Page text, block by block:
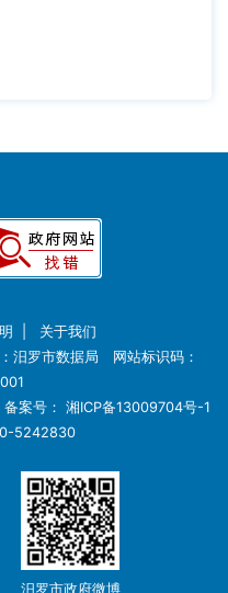
关于我们
汨罗市数据局 网站标识码：
备案号： 湘ICP备13009704号-1
5242830
汨罗市政府微博